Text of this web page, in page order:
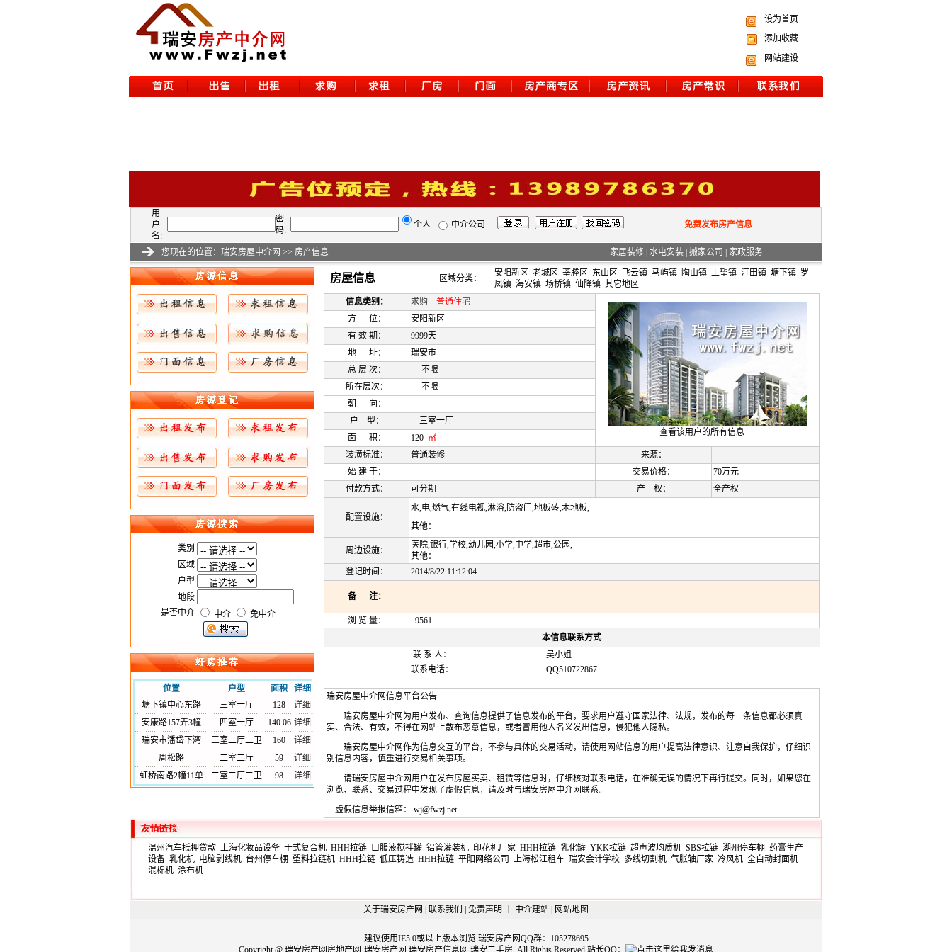
设为首页
添加收藏
网站建设
用
户
名:
密
码:
个人 中介公司 免费发布房产信息
您现在的位置： 瑞安房屋中介网 >> 房产信息 家居装修 水电安装 搬家公司 家政服务
类别
区域
户型
地段
是否中介
中介 免中介
位置 户型 面积
详细
塘下镇中心东路
三室一厅 128
详细
安康路157弄3幢
四室一厅 140.06 详细
瑞安市潘岱下湾
三室二厅二卫 160
详细
周松路
二室二厅 59
详细
虹桥南路2幢11单
二室二厅二卫 98 详细
房屋信息 区域分类：
安阳新区 老城区 莘塍区 东山区 飞云镇 马屿镇 陶山镇 上望镇 汀田镇 塘下镇 罗
凤镇 海安镇 场桥镇 仙降镇 其它地区
信息类别：
求购 普通住宅
查看该用户的所有信息
方 位：
安阳新区
有 效 期：
9999天
地 址：
瑞安市
总 层 次：
不限
所在层次：
不限
朝 向：
户 型：
三室一厅
面 积：
120 ㎡
装潢标准：
普通装修
来源：
始 建 于：
交易价格：
70万元
付款方式：
可分期 产 权： 全产权
配置设施：
水,电,燃气,有线电视,淋浴,防盗门,地板砖,木地板,
其他：
周边设施：
医院,银行,学校,幼儿园,小学,中学,超市,公园,
其他：
登记时间：
2014/8/22 11:12:04
备 注：
浏 览 量：
9561
本信息联系方式
联 系 人：
吴小姐
联系电话：
QQ510722867
瑞安房屋中介网信息平台公告
瑞安房屋中介网为用户发布、查询信息提供了信息发布的平台，要求用户遵守国家法律、法规，发布的每一条信息都必须真
实、合法、有效，不得在网站上散布恶意信息，或者冒用他人名义发出信息，侵犯他人隐私。
瑞安房屋中介网作为信息交互的平台，不参与具体的交易活动，请使用网站信息的用户提高法律意识、注意自我保护，仔细识
别信息内容，慎重进行交易相关事项。
请瑞安房屋中介网用户在发布房屋买卖、租赁等信息时，仔细核对联系电话，在准确无误的情况下再行提交。同时，如果您在
浏览、联系、交易过程中发现了虚假信息，请及时与瑞安房屋中介网联系。
虚假信息举报信箱： wj@fwzj.net
温州汽车抵押贷款 上海化妆品设备 干式复合机 HHH拉链 口服液搅拌罐 铝管灌装机 印花机厂家 HHH拉链 乳化罐 YKK拉链 超声波均质机 SBS拉链 湖州停车棚 药膏生产
设备 乳化机 电脑剥线机 台州停车棚 塑料拉链机 HHH拉链 低压铸造 HHH拉链 平阳网络公司 上海松江租车 瑞安会计学校 多线切割机 气胀轴厂家 冷风机 全自动封面机
混棉机 涂布机
关于瑞安房产网 联系我们 免责声明 中介建站 网站地图
建议使用IE5.0或以上版本浏览 瑞安房产网QQ群：105278695
Copyright @ 瑞安房产网房地产网-瑞安房产网,瑞安房产信息网,瑞安二手房 All Rights Reserved 站长QQ：